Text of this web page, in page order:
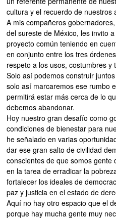
cultura y el recuerdo de nuestros
A mis compañeros
del sureste de México, les invito
proyecto común teniendo en
en conjunto entre los tres
respeto a los usos, costumbres y
Solo así podemos construir
solo así marcaremos ese rumbo
permitirá estar más cerca de lo
debemos abandonar.
Hoy nuestro gran desafío como
condiciones de bienestar para
he señalado en varias
dar ese gran salto de civilidad
conscientes de que somos
en la tarea de erradicar la
fortalecer los ideales de
paz y justicia en el estado de
Aquí no hay otro espacio que el
porque hay mucha gente muy